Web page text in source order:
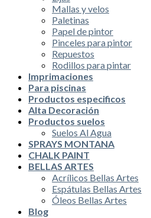
Mallas y velos
Paletinas
Papel de pintor
Pinceles para pintor
Repuestos
Rodillos para pintar
Imprimaciones
Para piscinas
Productos especificos
Alta Decoración
Productos suelos
Suelos Al Agua
SPRAYS MONTANA
CHALK PAINT
BELLAS ARTES
Acrílicos Bellas Artes
Espátulas Bellas Artes
Óleos Bellas Artes
Blog